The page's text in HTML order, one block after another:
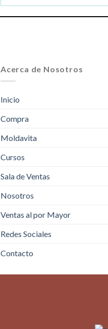
Acerca de Nosotros
Inicio
Compra
Moldavita
Cursos
Sala de Ventas
Nosotros
Ventas al por Mayor
Redes Sociales
Contacto